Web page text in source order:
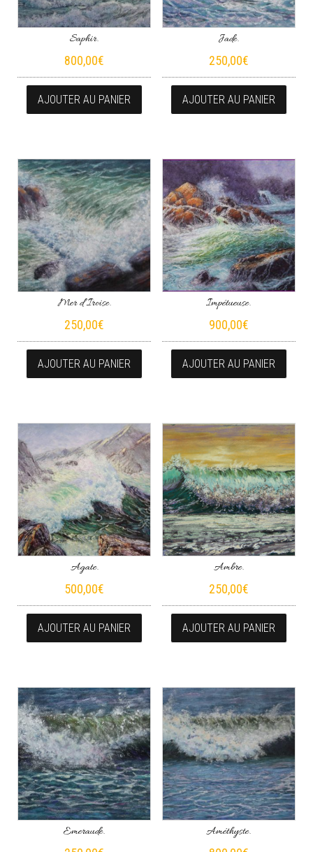
Saphir.
800,00€
AJOUTER AU PANIER
Jade.
250,00€
AJOUTER AU PANIER
Mer d’Iroise.
250,00€
AJOUTER AU PANIER
Impétueuse.
900,00€
AJOUTER AU PANIER
Agate.
500,00€
AJOUTER AU PANIER
Ambre.
250,00€
AJOUTER AU PANIER
Emeraude. Améthyste.